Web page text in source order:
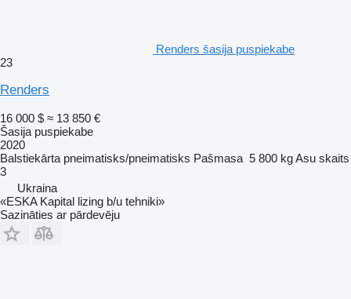
Renders šasija puspiekabe
23
Renders
16 000 $ ≈ 13 850 €
Šasija puspiekabe
2020
Balstiekārta pneimatisks/pneimatisks Pašmasa 5 800 kgAsu skaits
3
Ukraina
«ESKA Kapital lizing b/u tehniki»
Sazināties ar pārdevēju